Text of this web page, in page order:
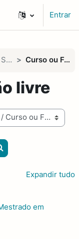
Entrar
1º Semestre Curso ou Formação livre
livre
unidades
Expandir tudo
em